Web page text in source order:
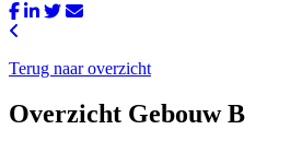
Terug naar overzicht
Overzicht Gebouw B